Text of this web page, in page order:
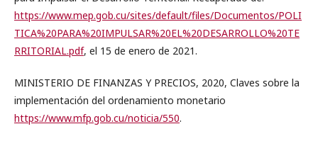
https://www.mep.gob.cu/sites/default/files/Documentos/POLI
TICA%20PARA%20IMPULSAR%20EL%20DESARROLLO%20TE
RRITORIAL.pdf, el 15 de enero de 2021.
MINISTERIO DE FINANZAS Y PRECIOS, 2020, Claves sobre la
implementación del ordenamiento monetario
https://www.mfp.gob.cu/noticia/550.